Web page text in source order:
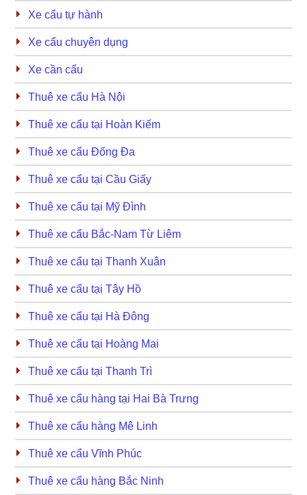
Xe cẩu tự hành
Xe cẩu chuyên dụng
Xe cần cẩu
Thuê xe cẩu Hà Nội
Thuê xe cẩu tại Hoàn Kiếm
Thuê xe cẩu Đống Đa
Thuê xe cẩu tại Cầu Giấy
Thuê xe cẩu tại Mỹ Đình
Thuê xe cẩu Bắc-Nam Từ Liêm
Thuê xe cẩu tại Thanh Xuân
Thuê xe cẩu tại Tây Hồ
Thuê xe cẩu tại Hà Đông
Thuê xe cẩu tại Hoàng Mai
Thuê xe cẩu tại Thanh Trì
Thuê xe cẩu hàng tại Hai Bà Trưng
Thuê xe cẩu hàng Mê Linh
Thuê xe cẩu Vĩnh Phúc
Thuê xe cẩu hàng Bắc Ninh